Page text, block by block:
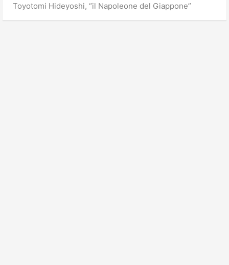
Toyotomi Hideyoshi, “il Napoleone del Giappone”